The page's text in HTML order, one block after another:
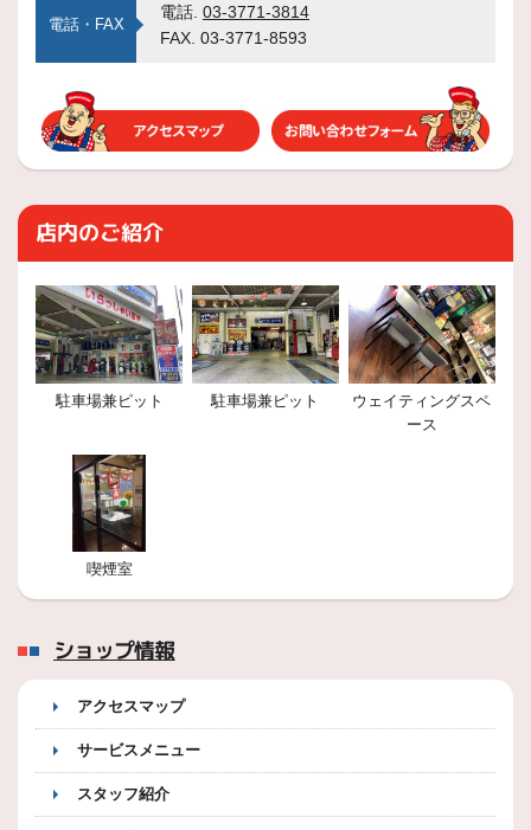
電話・FAX
電話. 03-3771-3814
FAX. 03-3771-8593
店内のご紹介
駐車場兼ピット 駐車場兼ピット
ウェイティングスペ
ース
喫煙室
ショップ情報
アクセスマップ
サービスメニュー
スタッフ紹介